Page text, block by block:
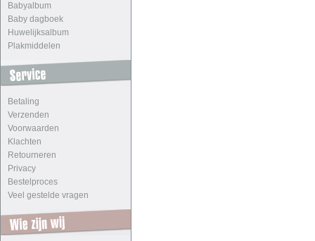
Babyalbum
Baby dagboek
Huwelijksalbum
Plakmiddelen
Betaling
Verzenden
Voorwaarden
Klachten
Retourneren
Privacy
Bestelproces
Veel gestelde vragen